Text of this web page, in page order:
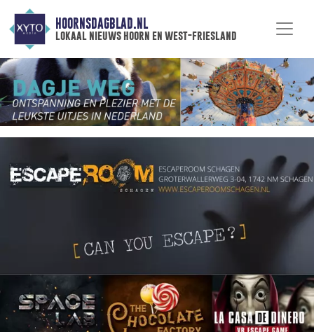
HOORNSDAGBLAD.NL
lokaal nieuws hoorn en west-friesland